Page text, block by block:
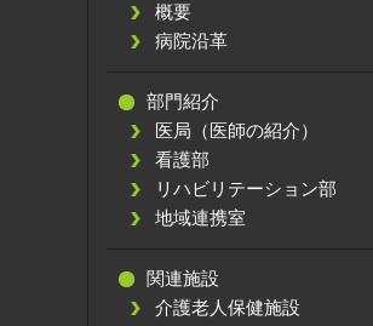
概要
病院沿革
部門紹介
医局（医師の紹介）
看護部
リハビリテーション部
地域連携室
関連施設
介護老人保健施設